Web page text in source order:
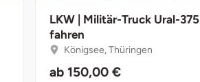
LKW | Militär-Truck Ural-375
fahren
Königsee, Thüringen
ab 150,00 €